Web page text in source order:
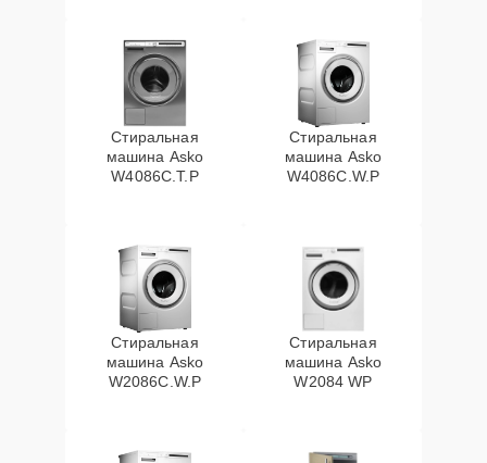
Стиральная
машина Asko
W4086C.T.P
Стиральная
машина Asko
W4086C.W.P
Стиральная
машина Asko
W2086C.W.P
Стиральная
машина Asko
W2084 WP